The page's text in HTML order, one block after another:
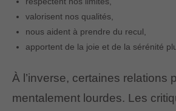
valorisent nos qualités,
nous aident à prendre du recul,
apportent de la joie et de la sérénité
À l’inverse, certaines relations
mentalement lourdes. Les